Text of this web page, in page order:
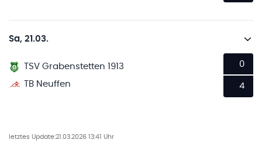
Sa, 21.03.
TSV Grabenstetten 1913
TB Neuffen
0
4
letztes Update:21.03.2026 13:41 Uhr